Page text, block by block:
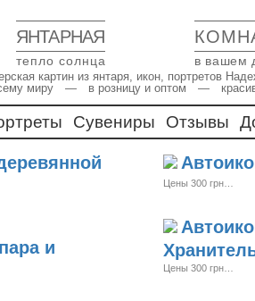
ЯНТАРНАЯ
тепло солнца в вашем
картин из янтаря, икон, портретов
миру — в розницу и оптом —
Сувениры Отзывы
Цены 300 грн…
Цены 300 грн…
и